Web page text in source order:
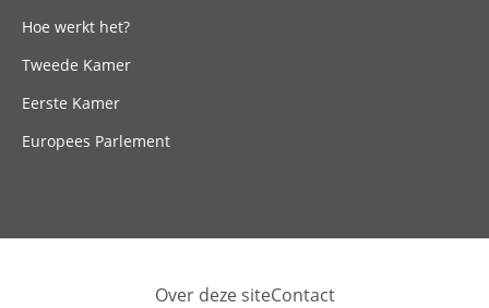
Hoe werkt het?
Tweede Kamer
Eerste Kamer
Europees Parlement
Over deze siteContact